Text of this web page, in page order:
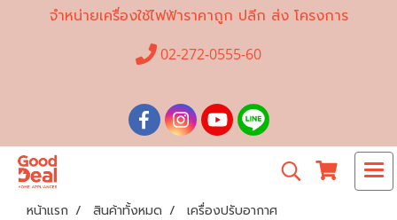
จำหน่ายเครื่องใช้ไฟฟ้าราคาถูก ปลีก ส่ง โครงการ
02-272-0555-60
หน้าแรก สินค้าทั้งหมด
เครื่องปรับอากาศ